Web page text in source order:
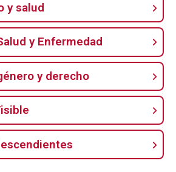
y salud
y Enfermedad
y derecho